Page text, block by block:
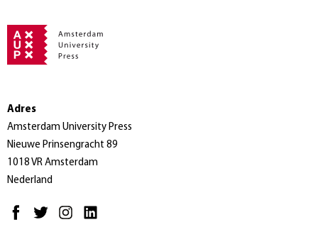
Adres
Amsterdam University Press
Nieuwe Prinsengracht 89
1018 VR Amsterdam
Nederland